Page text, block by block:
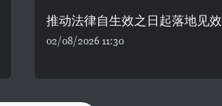
推动法律自生效之日起落地见效
02/08/2026 11:30